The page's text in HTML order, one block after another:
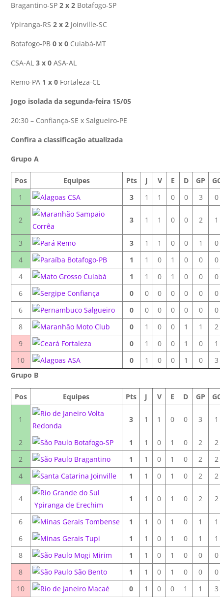
Bragantino-SP2 x 2 Botafogo-SP
Ypiranga-RS2 x 2 Joinville-SC
Botafogo-PB0 x 0 Cuiabá-MT
CSA-AL3 x 0 ASA-AL
Remo-PA 1 x 0 Fortaleza-CE
Jogo isolada da segunda-feira 15/05
20:30 – Confiança-SE x Salgueiro-PE
Confira a classificação atualizada
Grupo A
Pos Equipes Pts J V E D GP
1
CSA 3 1 1 0 0 3 0
2
Sampaio
Corrêa
3 1 1 0 0 2 1
3 Remo 3 1 1 0 0 1
0
4
Botafogo-PB 1 1 0 1 0 0
0
4
Cuiabá 1 1 0 1 0 0
0
6
Confiança 0 0 0 0 0 0
0
6
Salgueiro 0 0 0 0 0 0
0
8
Moto Club 0 1 0 0 1 1
2
9
Fortaleza 0 1 0 0 1 0
1
10
ASA 0 1 0 0 1 0
3
Grupo B
Pos Equipes Pts J V E D GP
1
Volta
Redonda
3 1 1 0 0 3 1
2 Botafogo-SP 1 1 0 1 0 2
2
2
Bragantino 1 1 0 1 0 2
2
4
Joinville 1 1 0 1 0 2 2
4
Ypiranga de Erechim
1 1 0 1 0 2 2
6 Tombense 1 1 0 1 0 1
1
6
Tupi 1 1 0 1 0 1
1
8
Mogi Mirim 1 1 0 1 0 0
0
8
São Bento 1 1 0 1 0 0
0
10
Macaé 0 1 0 0 1 1 3